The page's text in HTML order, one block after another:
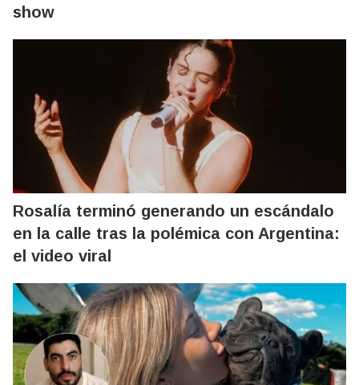
show
Rosalía terminó generando un escándalo
en la calle tras la polémica con Argentina:
el video viral